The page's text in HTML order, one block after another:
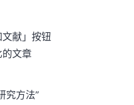
献」按钮
的文章
究方法”